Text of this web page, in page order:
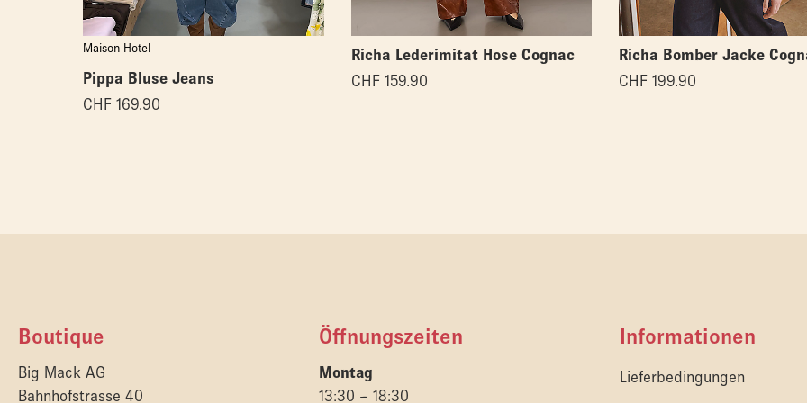
Maison Hotel
Pippa Bluse Jeans
CHF 169.90
Richa Lederimitat Hose Cognac
CHF159.90
Richa Bomber Jacke
CHF 199.90
Boutique
Big Mack AG
Bahnhofstrasse 40
Öffnungszeiten
Montag
13:30 – 18:30
Informationen
Lieferbedingungen